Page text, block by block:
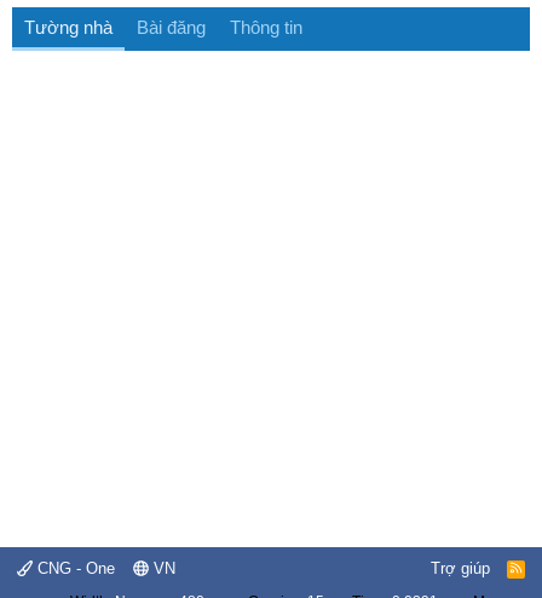
Tường nhà Bài đăng Thông tin
CNG - One VN Trợ giúp
R